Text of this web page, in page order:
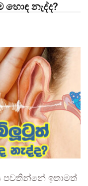
නැද්ද?
පවතින්නේ ඉතාමත්